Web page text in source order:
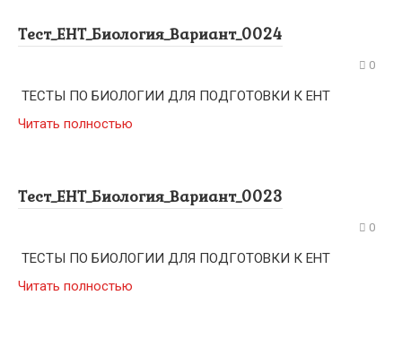
Тест_ЕНТ_Биология_Вариант_0024
0
ТЕСТЫ ПО БИОЛОГИИ ДЛЯ ПОДГОТОВКИ К ЕНТ
Читать полностью
Тест_ЕНТ_Биология_Вариант_0023
0
ТЕСТЫ ПО БИОЛОГИИ ДЛЯ ПОДГОТОВКИ К ЕНТ
Читать полностью